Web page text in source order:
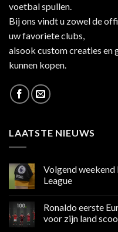
voetbal spullen.
Bij ons vindt u zowel de
uw favoriete clubs,
alsook custom creaties en
kunnen kopen.
LAATSTE NIEUWS
Volgend
League
op
weekend
Ronaldo eerste
voor zijn land